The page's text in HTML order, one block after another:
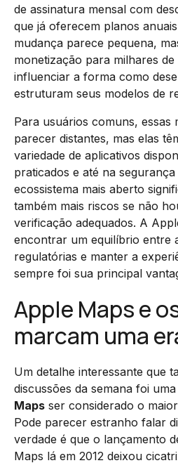
de assinatura mensal com
que já oferecem planos
mudança parece pequena,
monetização para milhares
influenciar a forma como
estruturam seus modelos de
Para usuários comuns, essas
parecer distantes, mas elas
variedade de aplicativos
praticados e até na
ecossistema mais aberto
também mais riscos se não
verificação adequados. A
encontrar um equilíbrio entre
regulatórias e manter a
sempre foi sua principal
Apple Maps e
marcam uma
Um detalhe interessante que
discussões da semana foi
Maps ser considerado o
Pode parecer estranho falar
verdade é que o lançamento
Maps lá em 2012 deixou